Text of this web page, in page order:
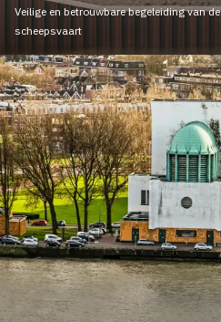
Veilige en betrouwbare begeleiding van de
scheepsvaart